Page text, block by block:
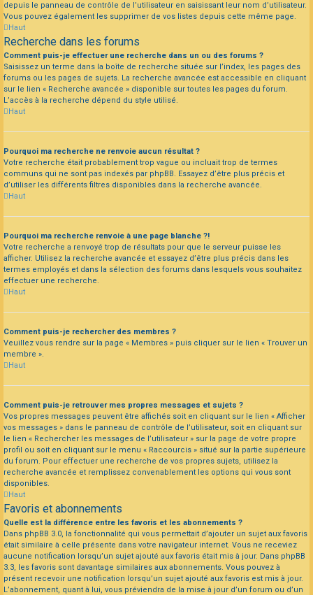
depuis le panneau de contrôle de l’utilisateur en saisissant leur nom d’utilisateur.
Vous pouvez également les supprimer de vos listes depuis cette même page.
Haut
Recherche dans les forums
Comment puis-je effectuer une recherche dans un ou des forums ?
Saisissez un terme dans la boîte de recherche située sur l’index, les pages des
forums ou les pages de sujets. La recherche avancée est accessible en cliquant
sur le lien « Recherche avancée » disponible sur toutes les pages du forum.
L’accès à la recherche dépend du style utilisé.
Haut
Pourquoi ma recherche ne renvoie aucun résultat ?
Votre recherche était probablement trop vague ou incluait trop de termes
communs qui ne sont pas indexés par phpBB. Essayez d’être plus précis et
d’utiliser les différents filtres disponibles dans la recherche avancée.
Haut
Pourquoi ma recherche renvoie à une page blanche ?!
Votre recherche a renvoyé trop de résultats pour que le serveur puisse les
afficher. Utilisez la recherche avancée et essayez d’être plus précis dans les
termes employés et dans la sélection des forums dans lesquels vous souhaitez
effectuer une recherche.
Haut
Comment puis-je rechercher des membres ?
Veuillez vous rendre sur la page « Membres » puis cliquer sur le lien « Trouver un
membre ».
Haut
Comment puis-je retrouver mes propres messages et sujets ?
Vos propres messages peuvent être affichés soit en cliquant sur le lien « Afficher
vos messages » dans le panneau de contrôle de l’utilisateur, soit en cliquant sur
le lien « Rechercher les messages de l’utilisateur » sur la page de votre propre
profil ou soit en cliquant sur le menu « Raccourcis » situé sur la partie supérieure
du forum. Pour effectuer une recherche de vos propres sujets, utilisez la
recherche avancée et remplissez convenablement les options qui vous sont
disponibles.
Haut
Favoris et abonnements
Quelle est la différence entre les favoris et les abonnements ?
Dans phpBB 3.0, la fonctionnalité qui vous permettait d’ajouter un sujet aux favoris
était similaire à celle présente dans votre navigateur internet. Vous ne receviez
aucune notification lorsqu’un sujet ajouté aux favoris était mis à jour. Dans phpBB
3.3, les favoris sont davantage similaires aux abonnements. Vous pouvez à
présent recevoir une notification lorsqu’un sujet ajouté aux favoris est mis à jour.
L’abonnement, quant à lui, vous préviendra de la mise à jour d’un forum ou d’un